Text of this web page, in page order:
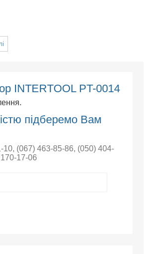
INTERTOOL PT-0014
підберемо Вам
10, (067) 463-85-86, (050) 404-
17-06